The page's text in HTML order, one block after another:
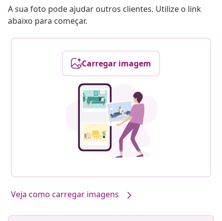
A sua foto pode ajudar outros clientes. Utilize o link
abaixo para começar.
Carregar imagem
Veja como carregar imagens